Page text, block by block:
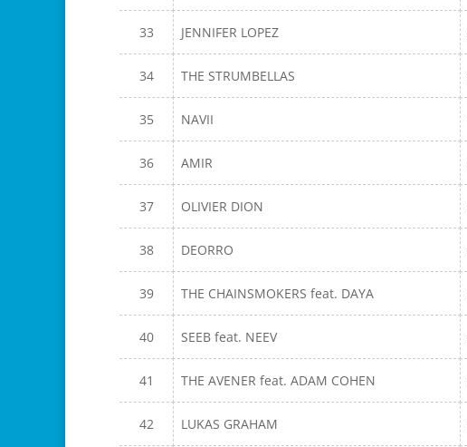
33 JENNIFER LOPEZ
34 THE STRUMBELLAS
35 NAVII
36 AMIR
37 OLIVIER DION
38 DEORRO
39 THE CHAINSMOKERS feat. DAYA
40 SEEB feat. NEEV
41 THE AVENER feat. ADAM COHEN
42 LUKAS GRAHAM